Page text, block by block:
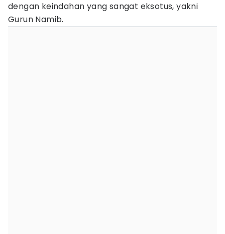
dengan keindahan yang sangat eksotus, yakni
Gurun Namib.